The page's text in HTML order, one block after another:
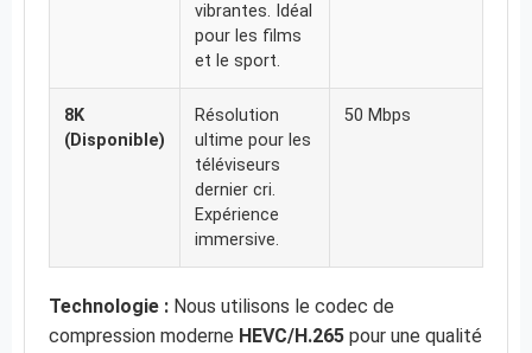
vibrantes. Idéal
pour les films
et le sport.
8K
(Disponible)
Résolution
ultime pour les
téléviseurs
dernier cri.
Expérience
immersive.
50 Mbps
Technologie : Nous utilisons le codec de
compression moderne HEVC/H.265 pour une qualité